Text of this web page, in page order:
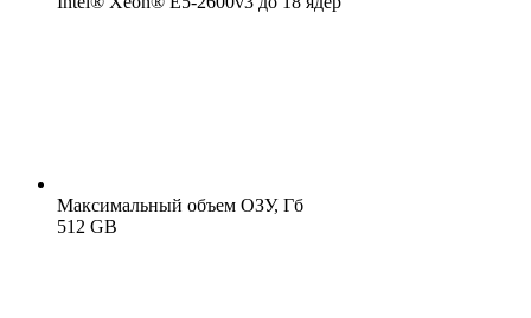
Максимальный объем ОЗУ, Гб
512 GB